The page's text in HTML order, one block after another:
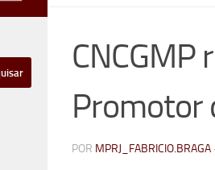
CNCGMP
Promotor
POR MPRJ_FABRICIO.BRAGA ·